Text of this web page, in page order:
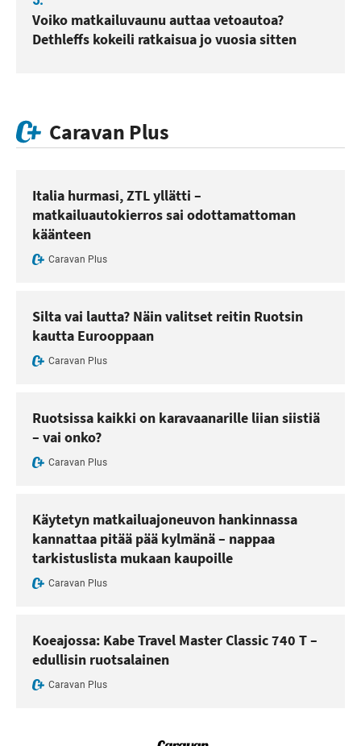
Voiko matkailuvaunu auttaa vetoautoa?
Dethleffs kokeili ratkaisua jo vuosia sitten
Caravan Plus
Italia hurmasi, ZTL yllätti –
matkailuautokierros sai odottamattoman
käänteen
Caravan Plus
Silta vai lautta? Näin valitset reitin Ruotsin
kautta Eurooppaan
Caravan Plus
Ruotsissa kaikki on karavaanarille liian siistiä
– vai onko?
Caravan Plus
Käytetyn matkailuajoneuvon hankinnassa
kannattaa pitää pää kylmänä – nappaa
tarkistuslista mukaan kaupoille
Caravan Plus
Koeajossa: Kabe Travel Master Classic 740 T –
edullisin ruotsalainen
Caravan Plus